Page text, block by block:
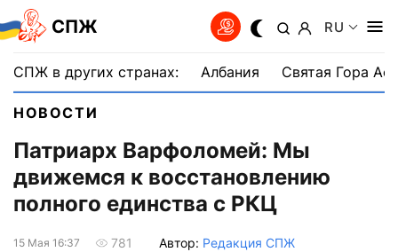
СПЖ RU
СПЖ в других странах: Албания Святая Гора
НОВОСТИ
Патриарх Варфоломей: Мы
движемся к восстановлению
полного единства с РКЦ
15 Мая 16:37 781 Автор: Редакция СПЖ